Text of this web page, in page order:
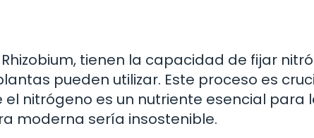
tienen la capacidad de fijar
pueden utilizar. Este proceso es
nitrógeno es un nutriente esencial para
moderna sería insostenible.